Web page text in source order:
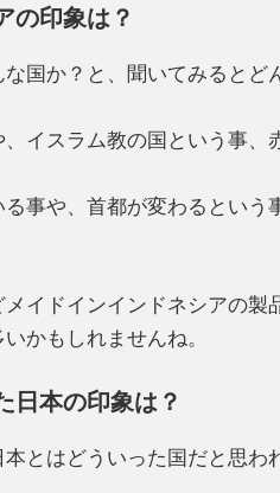
の印象は？
国か？と、聞いてみるとど
イスラム教の国という事、
事や、首都が変わるという
イドインインドネシアの製
かもしれませんね。
日本の印象は？
とはどういった国だと思わ